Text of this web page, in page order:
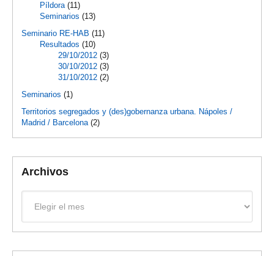
Píldora(11)
Seminarios (13)
Seminario RE-HAB (11)
Resultados (10)
29/10/2012 (3)
30/10/2012 (3)
31/10/2012 (2)
Seminarios (1)
Territorios segregados y (des)gobernanza urbana. Nápoles /
Madrid / Barcelona(2)
Archivos